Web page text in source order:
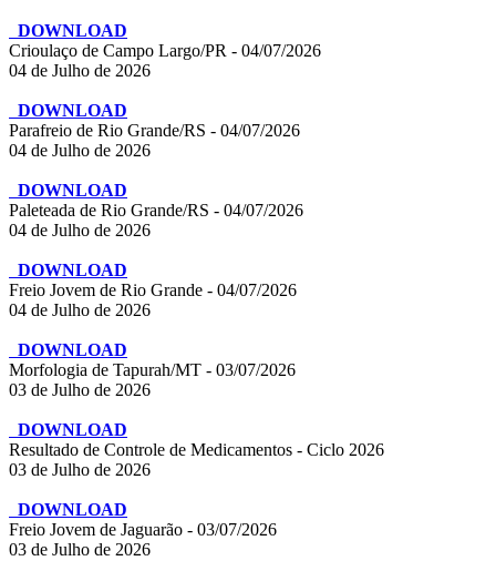
DOWNLOAD
Crioulaço de Campo Largo/PR - 04/07/2026
04 de Julho de 2026
DOWNLOAD
Parafreio de Rio Grande/RS - 04/07/2026
04 de Julho de 2026
DOWNLOAD
Paleteada de Rio Grande/RS - 04/07/2026
04 de Julho de 2026
DOWNLOAD
Freio Jovem de Rio Grande - 04/07/2026
04 de Julho de 2026
DOWNLOAD
Morfologia de Tapurah/MT - 03/07/2026
03 de Julho de 2026
DOWNLOAD
Resultado de Controle de Medicamentos - Ciclo 2026
03 de Julho de 2026
DOWNLOAD
Freio Jovem de Jaguarão - 03/07/2026
03 de Julho de 2026